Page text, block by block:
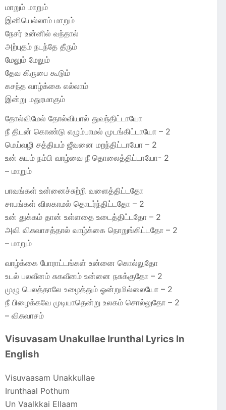
மாறும் மாறும்
இனியெல்லாம் மாறும்
நேசர் உன்னில் வந்தால்
அற்புதம் நடந்தே தீரும்
மேலும் மேலும்
தேவ கிருபை கூடும்
கசந்த வாழ்க்கை எல்லாம்
இன்று மதுரமாகும்
தோல்விமேல் தோல்வியால் துவந்திட்டாயோ
நீ திடன் கொண்டு எழும்பாமல் முடங்கிட்டாயோ – 2
மெய்வழி சத்தியம் ஜீவனை மறந்திட்டாயோ – 2
உன் சுயம் நம்பி வாழ்வை நீ தொலைத்திட்டாயோ- 2
– மாறும்
பாவங்கள் உன்னைச்சுற்றி வளைத்திட்டதோ
சாபங்கள் விலகாமல் தொடர்ந்திட்டதோ – 2
உன் துக்கம் தான் உள்ளதை உடைத்திட்டதோ – 2
அவி விசுவாசத்தால் வாழ்க்கை நொறுங்கிட்டதோ – 2
– மாறும்
வாழ்க்கை போராட்டங்கள் உன்னை கொல்லுதோ
உடல் பலவீனம் சுகவீனம் உன்னை நசுக்குதோ – 2
முழு பெலத்தாலே உழைத்தும் ஓன்றுமில்லையோ – 2
நீ பிழைக்கவே முடியாதென்று உலகம் சொல்லுதோ – 2
– விசுவாசம்
Visuvasam Unakullae Irunthal Lyrics In
English
Visuvaasam Unakkullae
Irunthaal Pothum
Un Vaalkkai Ellaam